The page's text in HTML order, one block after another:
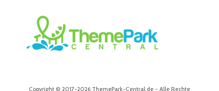
Copyright © 2017-2026 ThemePark-Central.de - Alle Rechte